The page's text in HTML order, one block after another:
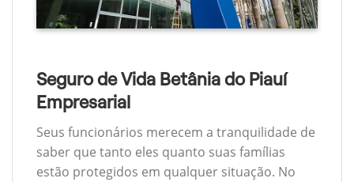
Seguro de Vida Betânia do Piauí
Empresarial
Seus funcionários merecem a tranquilidade de
saber que tanto eles quanto suas famílias
estão protegidos em qualquer situação. No